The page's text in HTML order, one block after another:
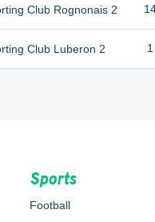
Club Rognonais 2
Club Luberon 2
14
1
Sports
Football